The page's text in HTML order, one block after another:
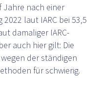
Jahre nach einer
laut IARC bei 53,5
damaliger IARC-
auch hier gilt: Die
der ständigen
für schwierig.